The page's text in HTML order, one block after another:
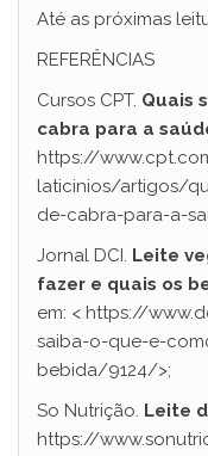
Até as próximas
REFERÊNCIAS
Cursos CPT. Quais
cabra para a
https://
laticinios/artigos/
de-cabra-para-a-
Jornal DCI. Leite
fazer e quais os
em: < https://
saiba-o-que-e-
bebida/9124/>;
So Nutrição. Leite
https://